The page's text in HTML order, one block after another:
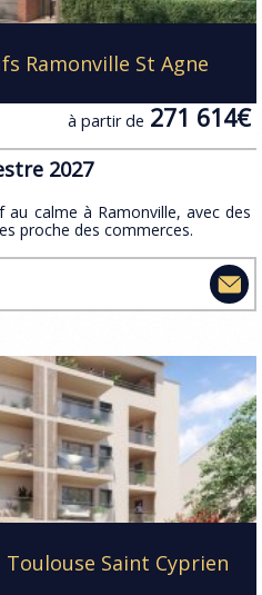
Ramonville St Agne
à partir de 271 614€
2027
calme à Ramonville, avec des
proche des commerces.
Saint Cyprien